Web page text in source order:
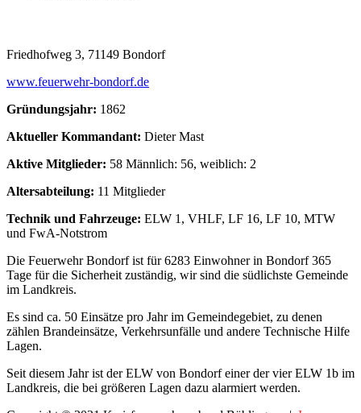
Friedhofweg 3, 71149 Bondorf
www.feuerwehr-bondorf.de
Gründungsjahr: 1862
Aktueller Kommandant: Dieter Mast
Aktive Mitglieder: 58 Männlich: 56, weiblich: 2
Altersabteilung: 11 Mitglieder
Technik und Fahrzeuge: ELW 1, VHLF, LF 16, LF 10, MTW
und FwA-Notstrom
Die Feuerwehr Bondorf ist für 6283 Einwohner in Bondorf 365
Tage für die Sicherheit zuständig, wir sind die südlichste Gemeinde
im Landkreis.
Es sind ca. 50 Einsätze pro Jahr im Gemeindegebiet, zu denen
zählen Brandeinsätze, Verkehrsunfälle und andere Technische Hilfe
Lagen.
Seit diesem Jahr ist der ELW von Bondorf einer der vier ELW 1b im
Landkreis, die bei größeren Lagen dazu alarmiert werden.